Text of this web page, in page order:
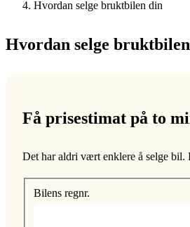
Hvordan selge bruktbilen din
Hvordan selge
Få prisestimat på to
Det har aldri vært enklere å selge bil.
Bilens regnr.